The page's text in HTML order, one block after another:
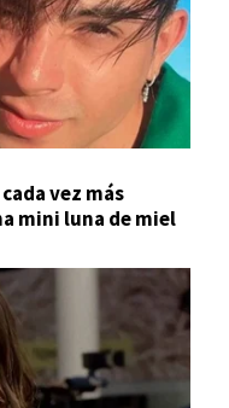
vez más
mini luna de miel